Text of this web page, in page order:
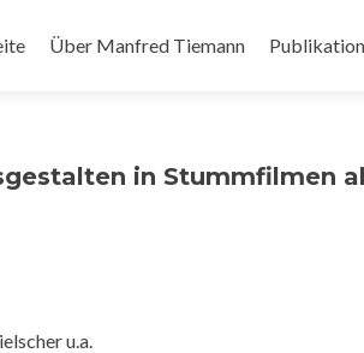
Über Manfred Tiemann
in Stummfilmen
u.a.